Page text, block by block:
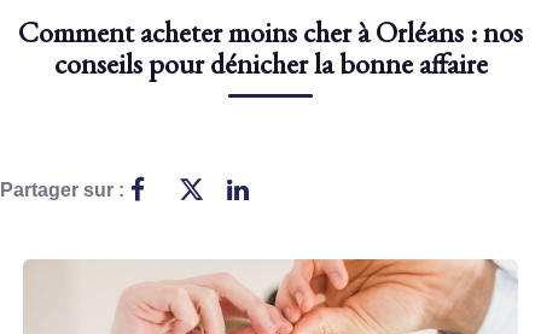
ESTIMATION
Pré-Estimation
GESTION
SYNDIC
Comment acheter moins cher à Orléans : nos
conseils pour dénicher la bonne affaire
Partager sur :